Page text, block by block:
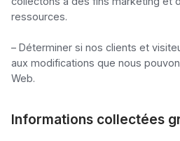
ressources.
– Déterminer si nos clients et
aux modifications que nous
Web.
Informations collectées